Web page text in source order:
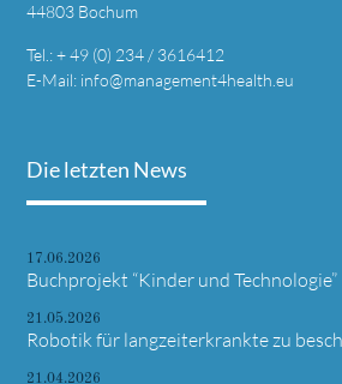
44803 Bochum
Tel.:+ 49 (0) 234 / 3616412
E-Mail: info@management4health.eu
Die letzten News
17.06.2026
Buchprojekt “Kinder und Technologie”
21.05.2026
Robotik für langzeiterkrankte zu
21.04.2026